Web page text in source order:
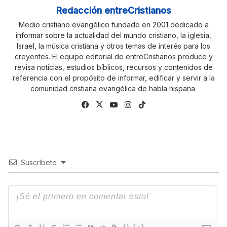
Redacción entreCristianos
Medio cristiano evangélico fundado en 2001 dedicado a
informar sobre la actualidad del mundo cristiano, la iglesia,
Israel, la música cristiana y otros temas de interés para los
creyentes. El equipo editorial de entreCristianos produce y
revisa noticias, estudios bíblicos, recursos y contenidos de
referencia con el propósito de informar, edificar y servir a la
comunidad cristiana evangélica de habla hispana.
Facebook
X YouTubeInstagram
Suscríbete